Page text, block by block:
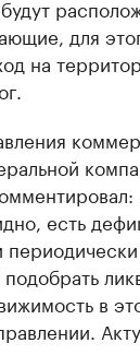
для
на
есть
в